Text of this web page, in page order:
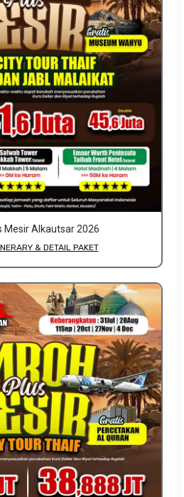
Mesir Alkautsar 2026
& DETAIL PAKET